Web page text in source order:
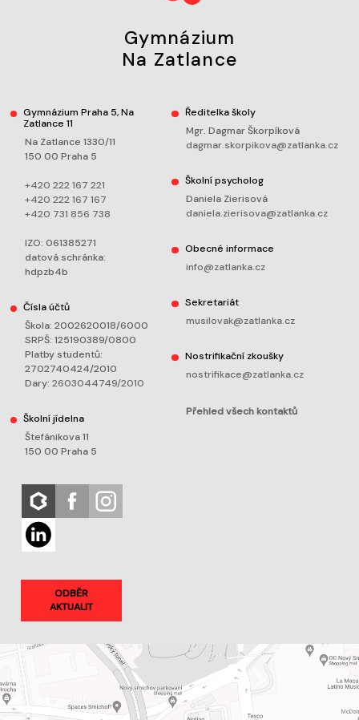
Gymnázium
Na Zatlance
Gymnázium Praha 5, Na
Zatlance 11
Na Zatlance 1330/11
150 00 Praha 5
+420 222 167 221
+420 222 167 167
+420 731 856 738
IZO: 061385271
datová schránka:
hdpzb4b
Čísla účtů
Škola: 2002620018/6000
SRPŠ: 125190389/0800
Platby studentů:
2702740424/2010
Dary: 2603044749/2010
Školní jídelna
Štefánikova 11
150 00 Praha 5
ODBĚR
AKTUALIT
Ředitelka školy
Mgr. Dagmar Škorpíková
dagmar.skorpikova@zatlanka.cz
Školní psycholog
Daniela Zierisová
daniela.zierisova@zatlanka.cz
Obecné informace
info@zatlanka.cz
Sekretariát
musilovak@zatlanka.cz
Nostrifikační zkoušky
nostrifikace@zatlanka.cz
Přehled všech kontaktů